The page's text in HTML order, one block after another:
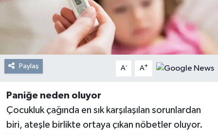
Paylaş A- A+
Paniğe neden oluyor
Çocukluk çağında en sık karşılaşılan sorunlardan
biri, ateşle birlikte ortaya çıkan nöbetler oluyor.